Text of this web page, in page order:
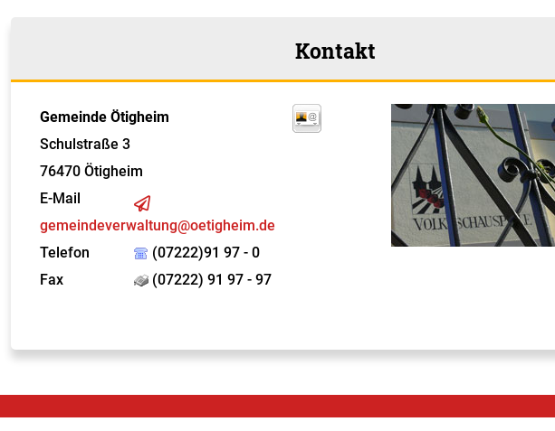
Kontakt
Gemeinde Ötigheim
Schulstraße 3
76470 Ötigheim
E-Mail
gemeindeverwaltung@oetigheim.de
Telefon
(07222)91 97 - 0
Fax
(07222) 91 97 - 97